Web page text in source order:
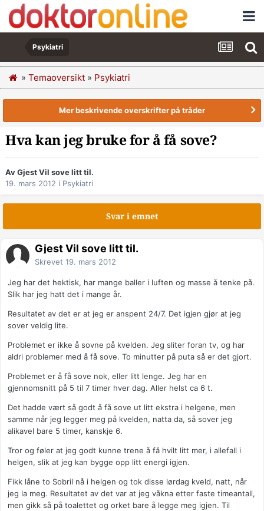
Psykiatri
» Temaoversikt » Psykiatri
Mer beskrivende overskrifter på tråder
Hva kan jeg bruke for å få sove?
Av Gjest Vil sove litt til.
19. mars 2012 i Psykiatri
Svar i emnet
Gjest Vil sove litt til.
Skrevet 19. mars 2012
Jeg har det hektisk, har mange baller i luften og masse å tenke på.
Slik har jeg hatt det i mange år.
Resultatet av det er at jeg er anspent 24/7. Det igjen gjør at jeg
sover veldig lite.
Problemet er ikke å sovne på kvelden. Jeg sliter foran tv, og har
aldri problemer med å få sove. To minutter på puta så er det gjort.
Problemet er å få sove nok, eller litt lenge. Jeg har en
gjennomsnitt på 5 til 7 timer hver dag. Aller helst ca 6 t.
Det hadde vært så godt å få sove ut litt ekstra i helgene, men
samme når jeg legger meg på kvelden, natta da, så sover jeg
alikavel bare 5 timer, kanskje 6.
Tror og føler at jeg godt kunne trene å få hvilt litt mer, i allefall i
helgen, slik at jeg kan bygge opp litt energi igjen.
Fikk låne to Sobril nå i helgen og tok disse lørdag kveld, natt, når
jeg la meg. Resultatet av det var at jeg våkna etter faste timeantall,
men gikk så på toalettet og orket bare å legge meg igjen. Til